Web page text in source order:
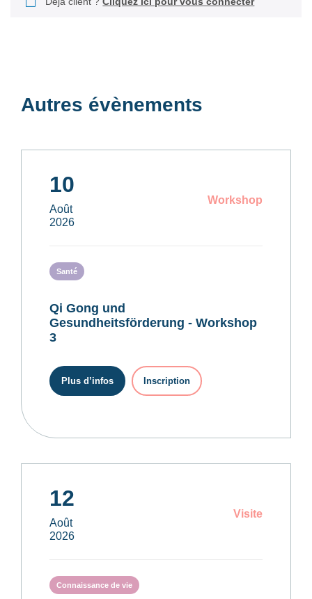
Autres évènements
10
Août
2026
Workshop
Santé
Qi Gong und
Gesundheitsförderung - Workshop
3
Plus d’infos Inscription
12
Août
2026
Visite
Connaissance de vie